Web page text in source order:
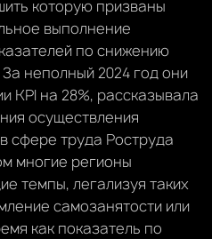
которую призваны
выполнение
по снижению
неполный 2024 год они
KPI на 28%, рассказывала
осуществления
сфере труда Роструда
многие регионы
темпы, легализуя таких
самозанятости или
как показатель по